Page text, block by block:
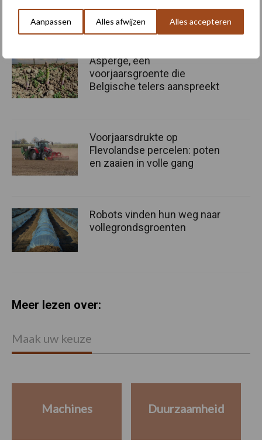
Aanpassen Alles afwijzen Alles accepteren
Meer artikelen over
vollegrondsgroente zaaien
Asperge, een
voorjaarsgroente die
Belgische telers aanspreekt
Voorjaarsdrukte op
Flevolandse percelen: poten
en zaaien in volle gang
Robots vinden hun weg naar
vollegrondsgroenten
Meer lezen over:
Maak uw keuze
Machines Duurzaamheid